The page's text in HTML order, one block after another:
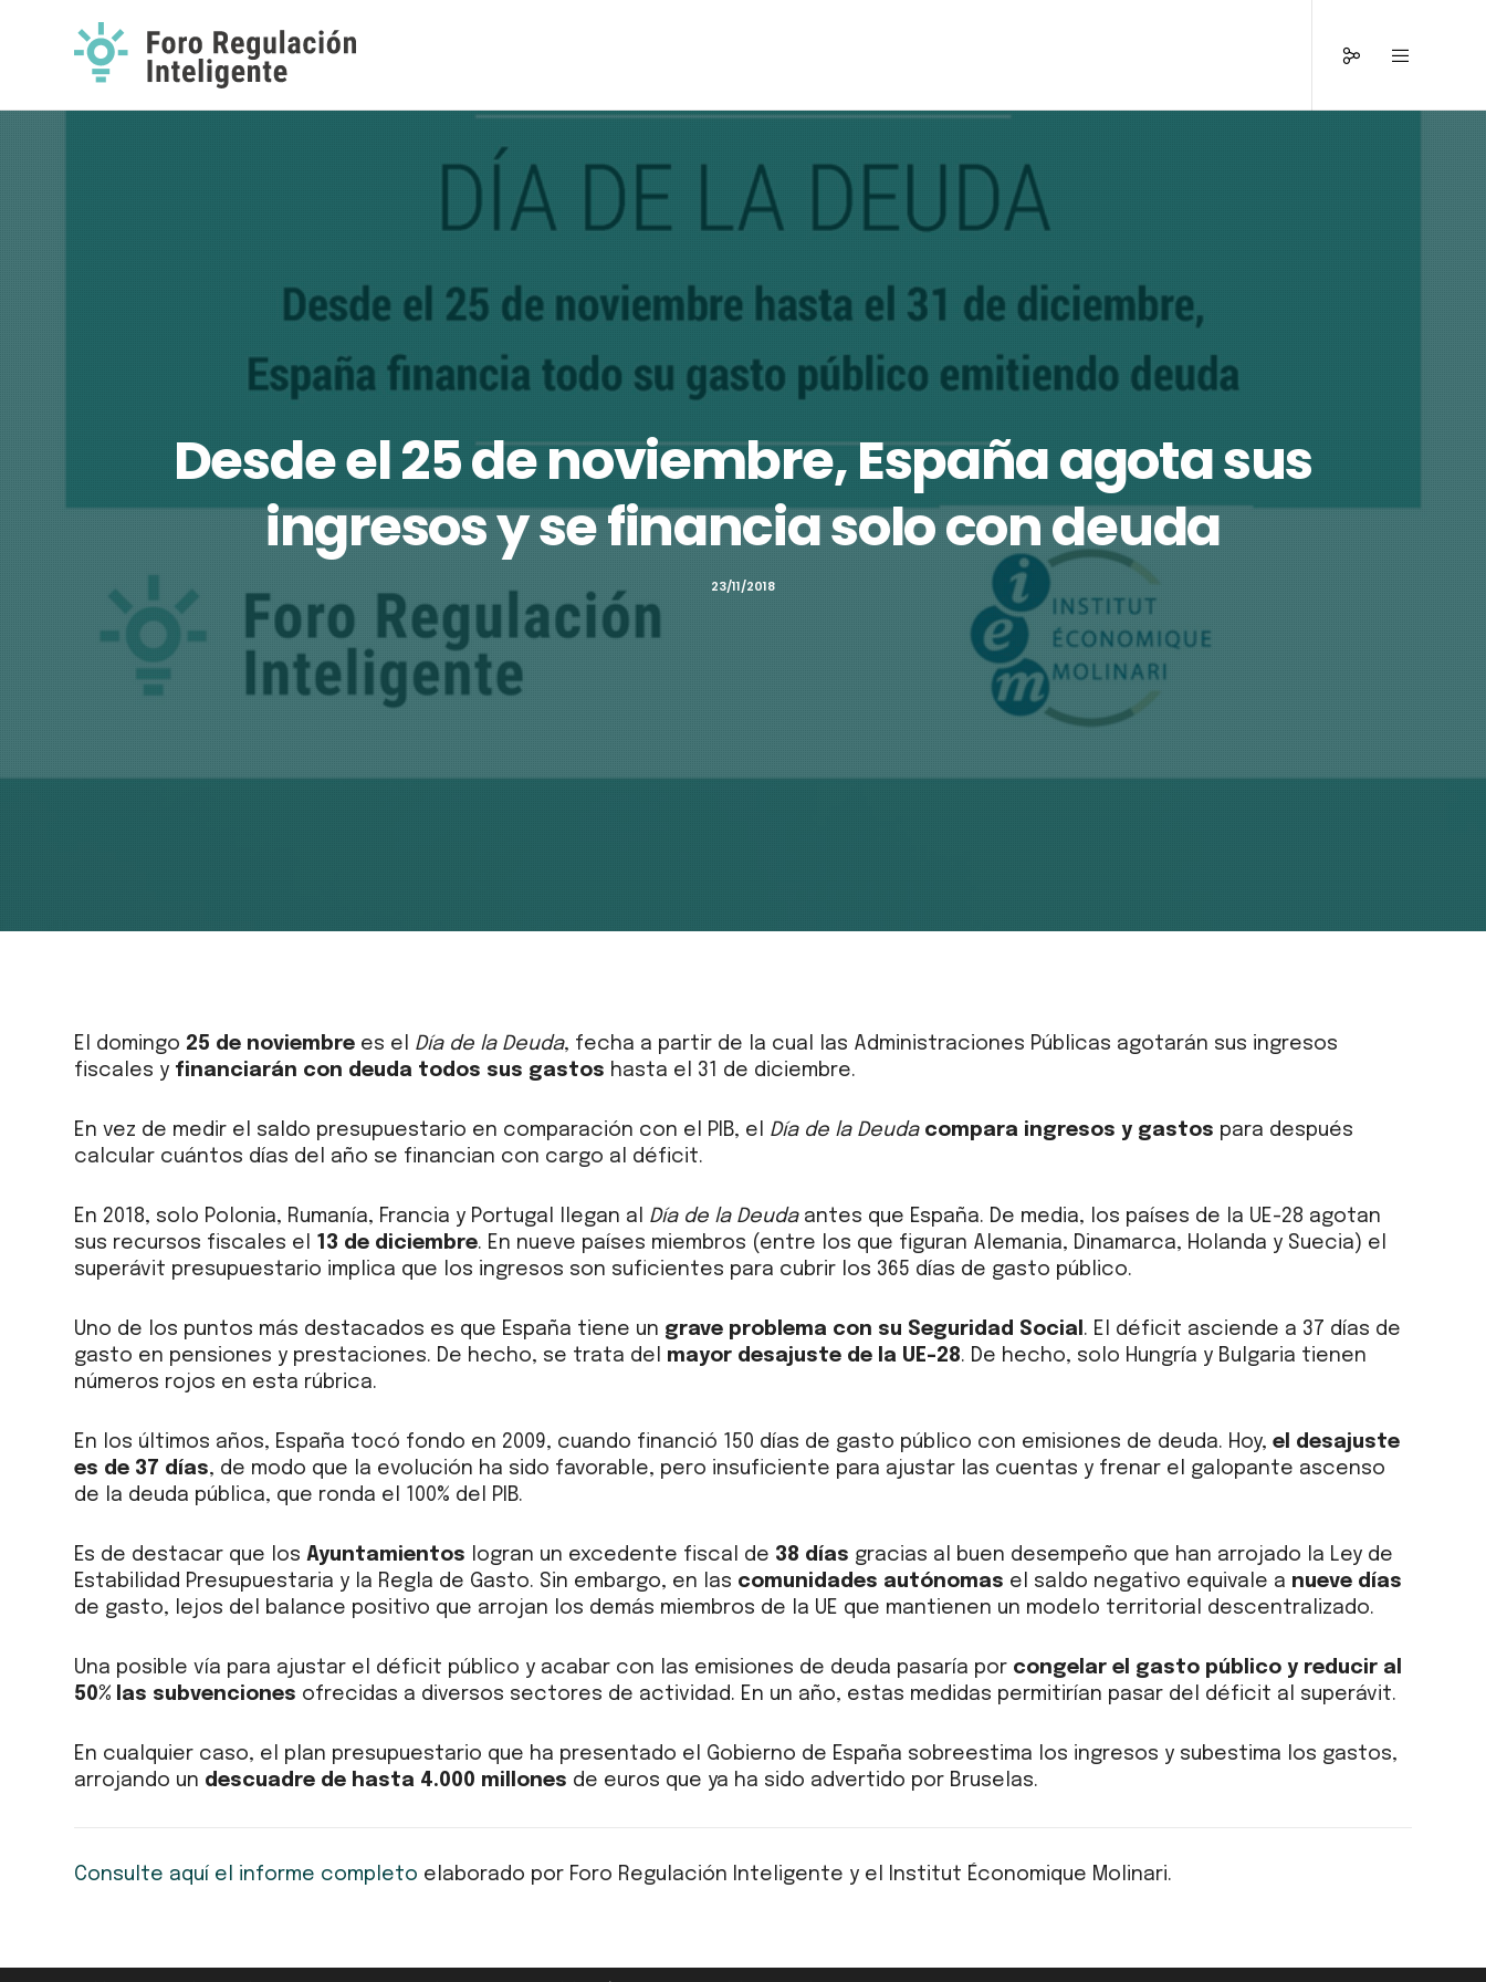
Desde el 25 de noviembre, España agota sus
ingresos y se financia solo con deuda
23/11/2018
El domingo 25 de noviembre es el Día de la Deuda, fecha a partir de la cual las Administraciones Públicas agotarán sus ingresos
fiscales y financiarán con deuda todos sus gastos hasta el 31 de diciembre.
En vez de medir el saldo presupuestario en comparación con el PIB, el Día de la Deuda compara ingresos y gastos para después
calcular cuántos días del año se financian con cargo al déficit.
En 2018, solo Polonia, Rumanía, Francia y Portugal llegan al Día de la Deudaantes que España. De media, los países de la UE-28 agotan
sus recursos fiscales el 13 de diciembre. En nueve países miembros (entre los que figuran Alemania, Dinamarca, Holanda y Suecia) el
superávit presupuestario implica que los ingresos son suficientes para cubrir los 365 días de gasto público.
Uno de los puntos más destacados es que España tiene un grave problema con su Seguridad Social . El déficit asciende a 37 días de
gasto en pensiones y prestaciones. De hecho, se trata del mayor desajuste de la UE-28. De hecho, solo Hungría y Bulgaria tienen
números rojos en esta rúbrica.
En los últimos años, España tocó fondo en 2009, cuando financió 150 días de gasto público con emisiones de deuda. Hoy,el desajuste
es de 37 días, de modo que la evolución ha sido favorable, pero insuficiente para ajustar las cuentas y frenar el galopante ascenso
de la deuda pública, que ronda el 100% del PIB.
Es de destacar que los Ayuntamientos logran un excedente fiscal de 38 días gracias al buen desempeño que han arrojado la Ley de
Estabilidad Presupuestaria y la Regla de Gasto. Sin embargo, en las comunidades autónomas el saldo negativo equivale a nueve días
de gasto, lejos del balance positivo que arrojan los demás miembros de la UE que mantienen un modelo territorial descentralizado.
Una posible vía para ajustar el déficit público y acabar con las emisiones de deuda pasaría por congelar el gasto público y reducir al
50% las subvenciones ofrecidas a diversos sectores de actividad. En un año, estas medidas permitirían pasar del déficit al superávit.
En cualquier caso, el plan presupuestario que ha presentado el Gobierno de España sobreestima los ingresos y subestima los gastos,
arrojando un descuadre de hasta 4.000 millones de euros que ya ha sido advertido por Bruselas.
Consulte aquí el informe completo elaborado por Foro Regulación Inteligente y el Institut Économique Molinari.